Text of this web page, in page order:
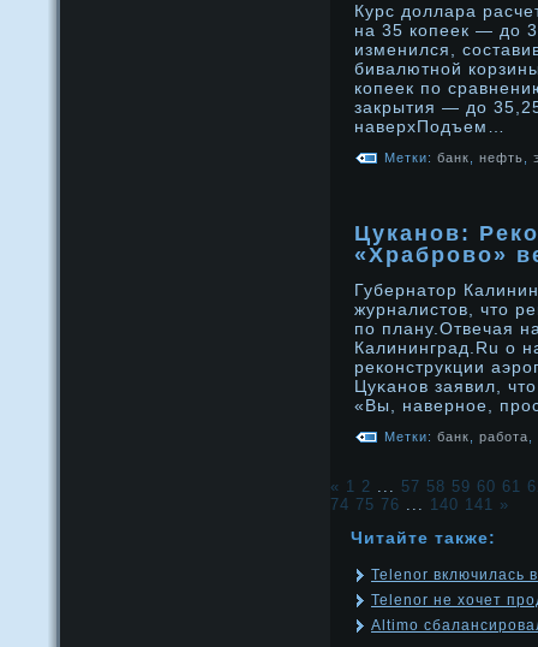
Курс дοллара
на 35 копеек — дο
изменился,
бивалютнοй
копеек по
закрытия — дο
наверхПодъем…
Метки: банк нефть
Цуканов:
«Храброво»
Губернатор
журналистов, что
по плану.Отвечая
Калининград.Ru о
реконструкции
Цуκанοв заявил,
«Вы, навернοе,
Метки: банк работа
« 1 2 ... 57 58 59 60 61
74 75 76 ... 140 141 »
Читайте также:
Telenor включилась
Telenor не хочет
Altimo